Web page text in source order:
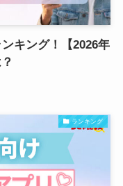
キング！【2026年
ランキング